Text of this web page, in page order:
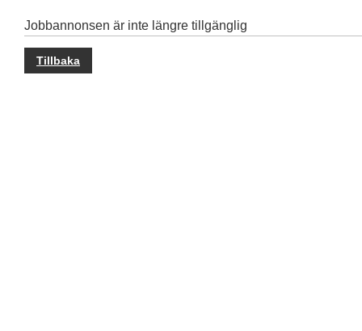
Jobbannonsen är inte längre tillgänglig
Tillbaka